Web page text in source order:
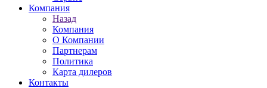
Компания
Назад
Компания
О Компании
Партнерам
Политика
Карта дилеров
Контакты